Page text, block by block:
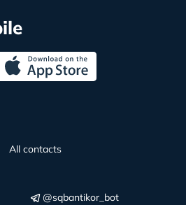
All contacts
@sqbantikor_bot